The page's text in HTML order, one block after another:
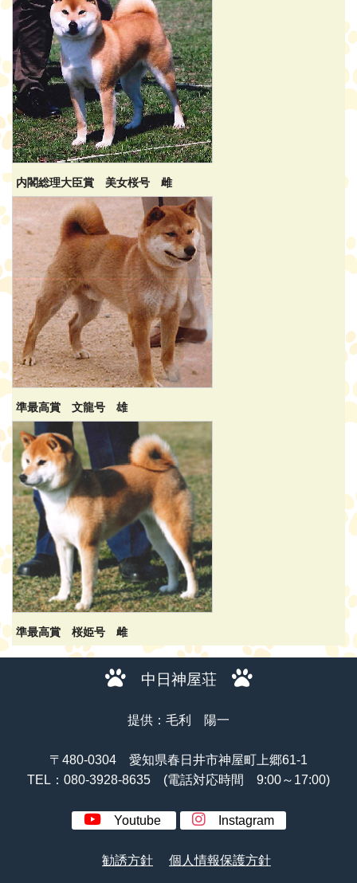
内閣総理大臣賞 美女桜号 雌
準最高賞 文龍号 雄
準最高賞 桜姫号 雌
中日神屋荘
提供：毛利 陽一
〒480-0304 愛知県春日井市神屋町上郷61-1
TEL：080-3928-8635 (電話対応時間 9:00～17:00)
Youtube Instagram
勧誘方針 個人情報保護方針